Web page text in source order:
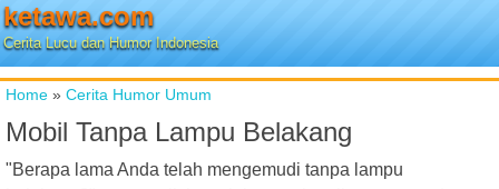
ketawa.com
Cerita Lucu dan Humor Indonesia
Home » Cerita Humor Umum
Mobil Tanpa Lampu Belakang
"Berapa lama Anda telah mengemudi tanpa lampu